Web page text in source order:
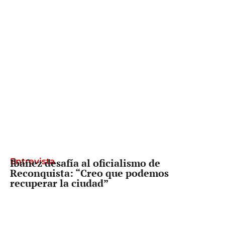
Entrevista
Ibáñez desafía al oficialismo de
Reconquista: “Creo que podemos
recuperar la ciudad”